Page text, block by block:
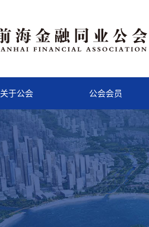
关于公会 公会会员